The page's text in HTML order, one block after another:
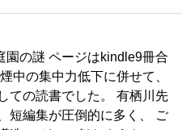
園の謎 ページはkindle9冊合
中の集中力低下に併せて、
ての読書でした。 有栖川先
短編集が圧倒的に多く、 ご